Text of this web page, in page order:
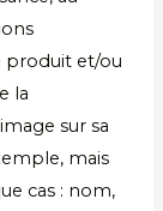
produit et/ou
la
sur sa
mais
cas : nom,